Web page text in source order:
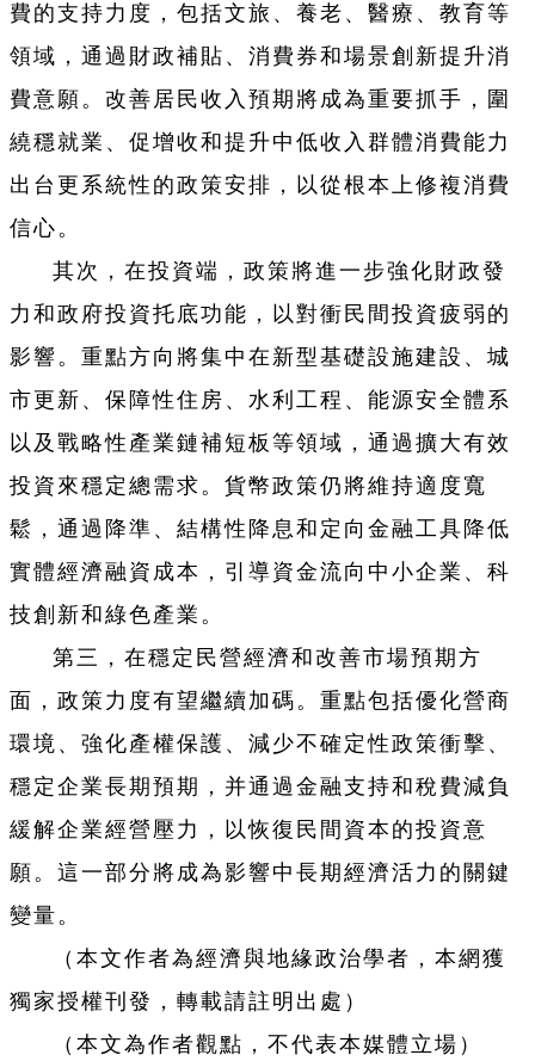
費的支持力度，包括文旅、養老、醫療、教育等
領域，通過財政補貼、消費券和場景創新提升消
費意願。改善居民收入預期將成為重要抓手，圍
繞穩就業、促增收和提升中低收入群體消費能力
出台更系統性的政策安排，以從根本上修複消費
信心。
其次，在投資端，政策將進一步強化財政發
力和政府投資托底功能，以對衝民間投資疲弱的
影響。重點方向將集中在新型基礎設施建設、城
市更新、保障性住房、水利工程、能源安全體系
以及戰略性產業鏈補短板等領域，通過擴大有效
投資來穩定總需求。貨幣政策仍將維持適度寬
鬆，通過降準、結構性降息和定向金融工具降低
實體經濟融資成本，引導資金流向中小企業、科
技創新和綠色產業。
第三，在穩定民營經濟和改善市場預期方
面，政策力度有望繼續加碼。重點包括優化營商
環境、強化產權保護、減少不確定性政策衝擊、
穩定企業長期預期，并通過金融支持和稅費減負
緩解企業經營壓力，以恢復民間資本的投資意
願。這一部分將成為影響中長期經濟活力的關鍵
變量。
（本文作者為經濟與地緣政治學者，本網獲
獨家授權刊發，轉載請註明出處）
（本文為作者觀點，不代表本媒體立場）